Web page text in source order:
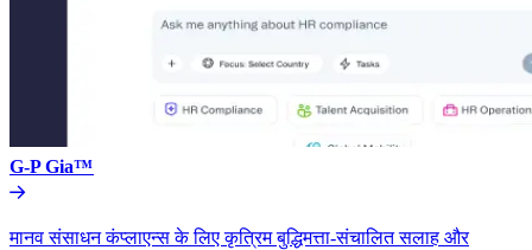
G-P Gia™​​
मानव संसाधन कंप्लाएन्स के लिए कृत्रिम बुद्धिमत्ता-संचालित सलाह और